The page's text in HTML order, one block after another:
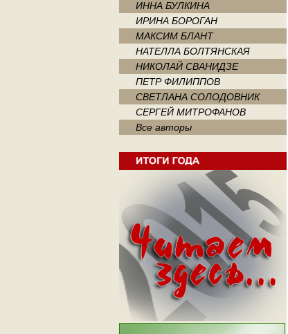
ИННА БУЛКИНА
ИРИНА БОРОГАН
МАКСИМ БЛАНТ
НАТЕЛЛА БОЛТЯНСКАЯ
НИКОЛАЙ СВАНИДЗЕ
ПЕТР ФИЛИППОВ
СВЕТЛАНА СОЛОДОВНИК
СЕРГЕЙ МИТРОФАНОВ
Все авторы